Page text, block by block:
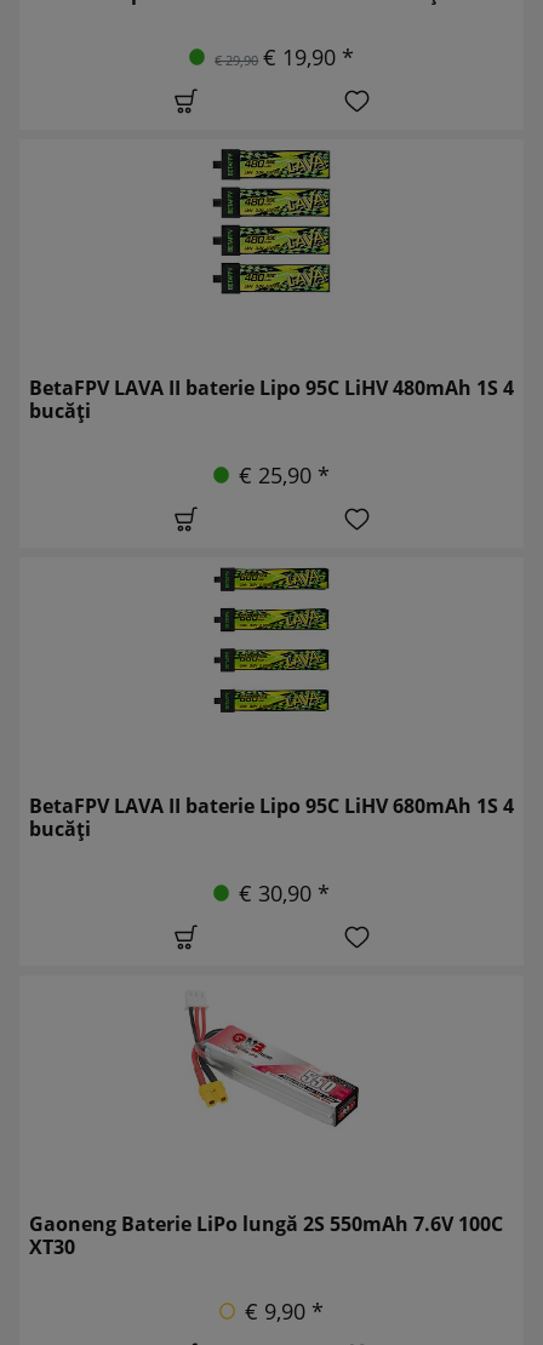
€ 29,90 € 19,90 *
BetaFPV LAVA II baterie Lipo 95C LiHV 480mAh 1S 4
bucăți
€ 25,90 *
BetaFPV LAVA II baterie Lipo 95C LiHV 680mAh 1S 4
bucăți
€ 30,90 *
Gaoneng Baterie LiPo lungă 2S 550mAh 7.6V 100C
XT30
€ 9,90 *